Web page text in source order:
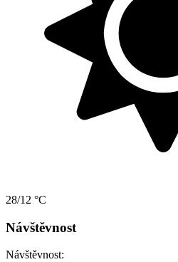
28/12 °C
Návštěvnost
Návštěvnost: